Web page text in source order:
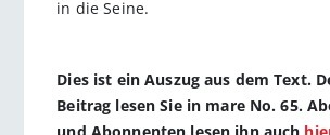
in die Seine.
Dies ist ein Auszug aus dem Text.
Beitrag lesen Sie in mare No. 65.